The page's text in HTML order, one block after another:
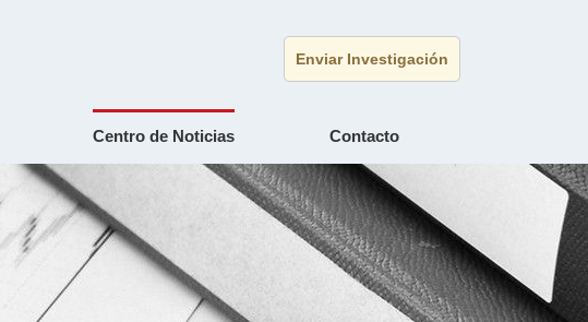
Enviar Investigación
Centro de Noticias Contacto